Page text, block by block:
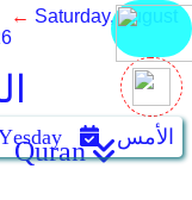
← Saturday, August
الأمس Quran